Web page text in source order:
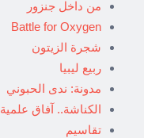
من داخل جنزور
Battle for Oxygen
شجرة الزيتون
ربيع ليبيا
مدونة: ندى الحبوني
الكناشة.. آفاق علمية
تقاسيم